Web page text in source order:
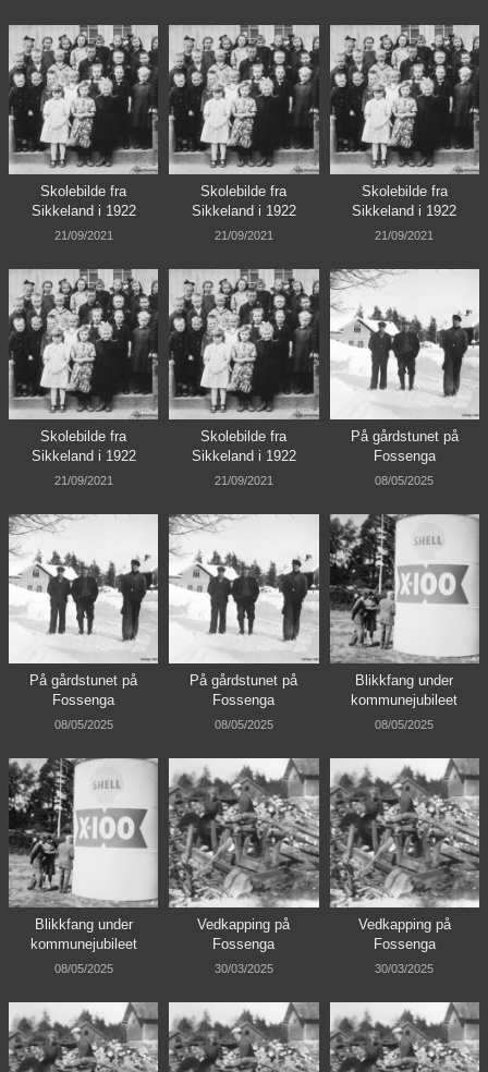
Skolebilde fra
Sikkeland i 1922
21/09/2021
Skolebilde fra
Sikkeland i 1922
21/09/2021
Skolebilde fra
Sikkeland i 1922
21/09/2021
Skolebilde fra
Sikkeland i 1922
21/09/2021
Skolebilde fra
Sikkeland i 1922
21/09/2021
På gårdstunet på
Fossenga
08/05/2025
På gårdstunet på
Fossenga
08/05/2025
På gårdstunet på
Fossenga
08/05/2025
Blikkfang under
kommunejubileet
08/05/2025
Blikkfang under
kommunejubileet
08/05/2025
Vedkapping på
Fossenga
30/03/2025
Vedkapping på
Fossenga
30/03/2025